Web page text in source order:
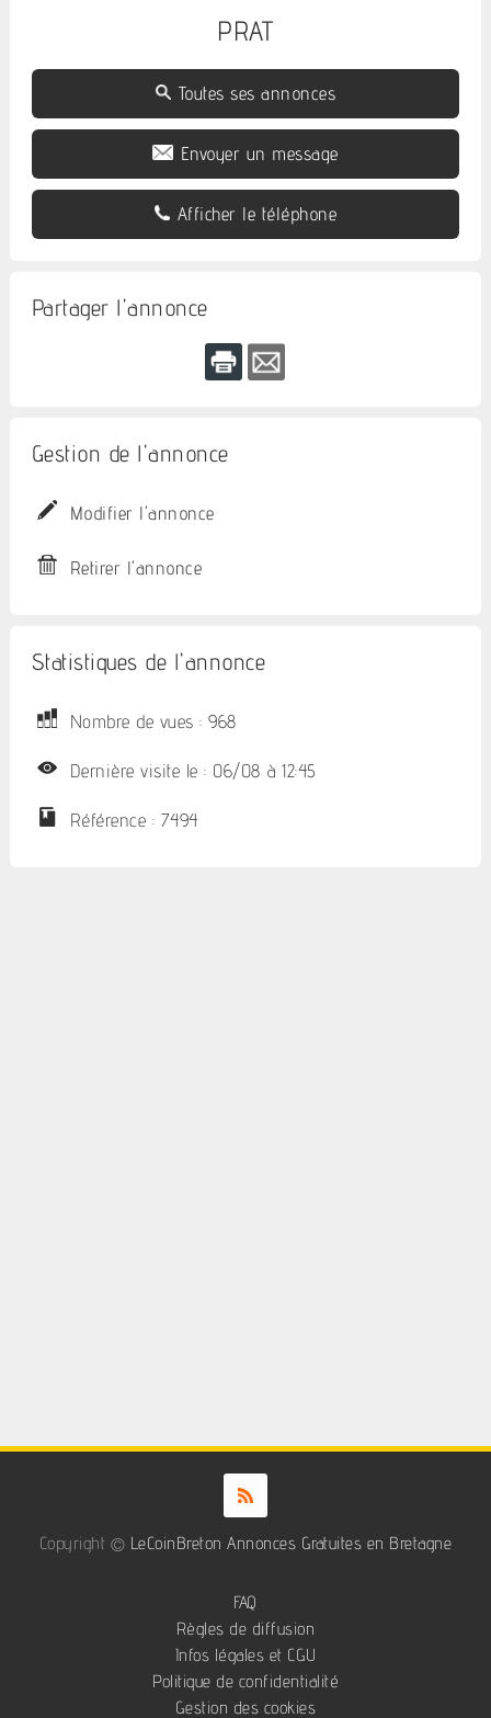
PRAT
Toutes ses annonces
Envoyer un message
Afficher le téléphone
Partager l'annonce
Gestion de l'annonce
Modifier l'annonce
Retirer l'annonce
Statistiques de l'annonce
Nombre de vues : 968
Dernière visite le : 06/08 à 12:45
Référence : 7494
Copyright © LeCoinBreton Annonces Gratuites en Bretagne
FAQ
Règles de diffusion
Infos légales et CGU
Politique de confidentialité
Gestion des cookies